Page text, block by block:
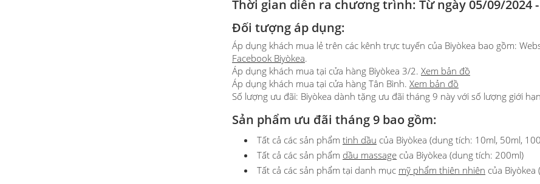
Thời gian diễn ra chương trình: Từ ngày 05/09/2024
Đối tượng áp dụng:
Áp dụng khách mua lẻ trên các kênh trực tuyến của Biyòkea bao gồm:
Facebook Biyòkea.
Áp dụng khách mua tại cửa hàng Biyòkea 3/2. Xem bản đồ
Áp dụng khách mua tại cửa hàng Tân Bình. Xem bản đồ
Số lượng ưu đãi: Biyòkea dành tặng ưu đãi tháng 9 này với số lượng giới
Sản phẩm ưu đãi tháng 9 bao gồm:
Tất cả các sản phẩm tinh dầu của Biyòkea (dung tích: 10ml, 50ml,
Tất cả các sản phẩm dầu massage của Biyòkea (dung tích: 200ml)
Tất cả các sản phẩm tại danh mục mỹ phẩm thiên nhiên của